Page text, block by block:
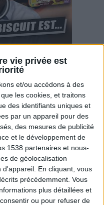
vie privée est
et/ou accédons à des
les cookies, et traitons
des identifiants uniques et
par un appareil pour des
des mesures de publicité
et le développement de
1538 partenaires et nous-
de géolocalisation
d'appareil. En cliquant, vous
précédemment. Vous
plus détaillées et
ou pour refuser de
Que valent vraiment
?
Voir tout